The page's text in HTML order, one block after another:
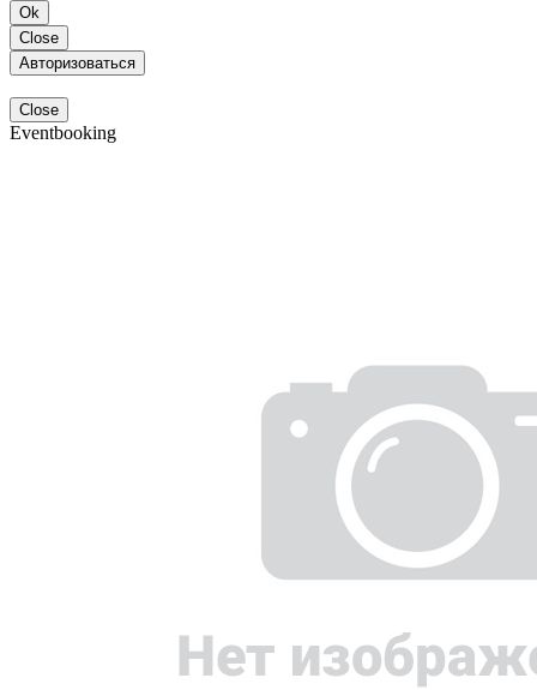
Ok
Close
Авторизоваться
Close
Eventbooking